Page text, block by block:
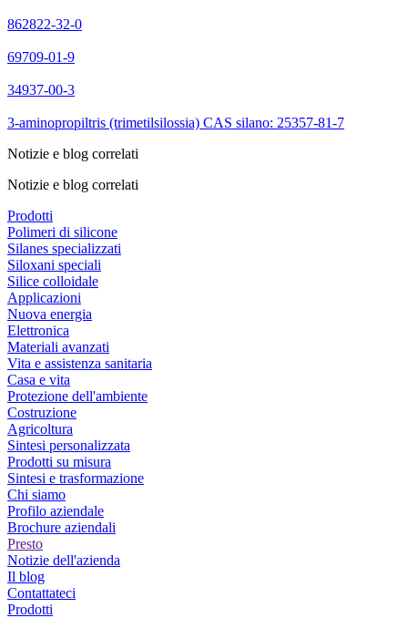
862822-32-0
69709-01-9
34937-00-3
3-aminopropiltris (trimetilsilossia) CAS silano: 25357-81-7
Notizie e blog correlati
Notizie e blog correlati
Prodotti
Polimeri di silicone
Silanes specializzati
Siloxani speciali
Silice colloidale
Applicazioni
Nuova energia
Elettronica
Materiali avanzati
Vita e assistenza sanitaria
Casa e vita
Protezione dell'ambiente
Costruzione
Agricoltura
Sintesi personalizzata
Prodotti su misura
Sintesi e trasformazione
Chi siamo
Profilo aziendale
Brochure aziendali
Presto
Notizie dell'azienda
Il blog
Contattateci
Prodotti